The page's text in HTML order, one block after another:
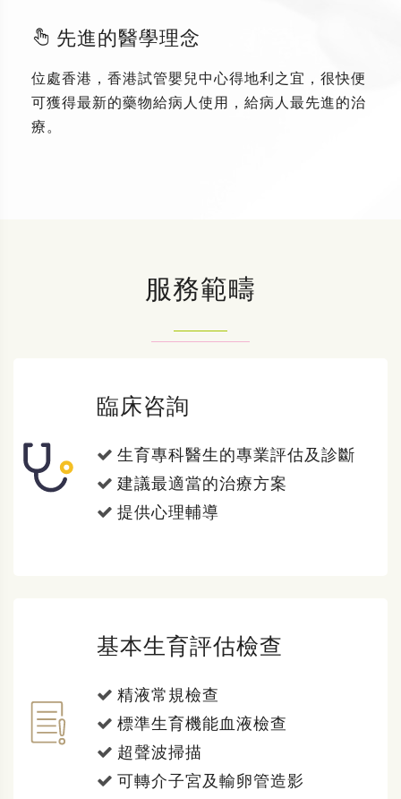
先進的醫學理念
位處香港，香港試管嬰兒中心得地利之宜，很快便
可獲得最新的藥物給病人使用，給病人最先進的治
療。
服務範疇
臨床咨詢
生育專科醫生的專業評估及診斷
建議最適當的治療方案
提供心理輔導
基本生育評估檢查
精液常規檢查
標準生育機能血液檢查
超聲波掃描
可轉介子宮及輸卵管造影